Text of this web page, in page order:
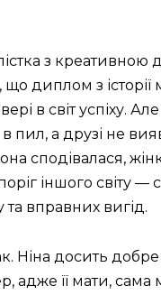
з
диплом з історії
в світ успіху.
в пил, а друзі не
сподівалася,
іншого світу —
та вправних вигід.
Ніна досить
адже її мати,